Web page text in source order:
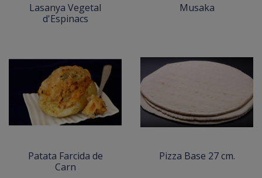
Lasanya Vegetal
d'Espinacs
Musaka
Patata Farcida de
Carn
Pizza Base 27 cm.